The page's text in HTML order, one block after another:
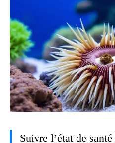
Suivre l’état de